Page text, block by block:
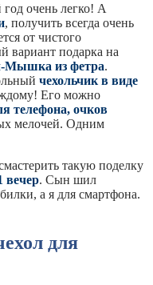
очень легко! А
, получить всегда очень
от чистого
вариант подарка на
Мышка из фетра.
чехольчик в виде
Его можно
телефона, очков
мелочей. Одним
такую поделку
вечер. Сын шил
а я для смартфона.
для